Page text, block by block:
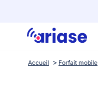
Accueil Forfait mobile